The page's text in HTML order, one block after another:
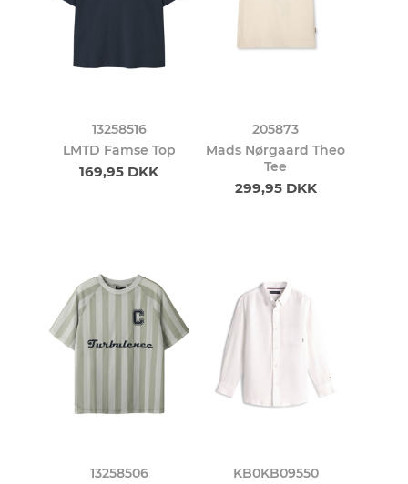
13258516
LMTD Famse Top
169,95 DKK
205873
Mads Nørgaard Theo
Tee
299,95 DKK
13258506
KB0KB09550